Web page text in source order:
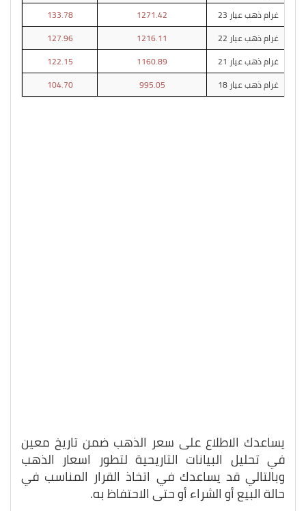
غرام ذهب عيار 23
1271.42
133.78
غرام ذهب عيار 22
1216.11
127.96
غرام ذهب عيار 21
1160.89
122.15
غرام ذهب عيار 18
995.05
104.70
يساعدك الاطلاع على سعر الذهب ضمن تاريخ معين
في تحليل البيانات التاريحية لتطور اسعار الذهب
وبالتالي قد يساعدك في اتخاذ القرار المناسب في
حالة البيع أو الشراء أو حتى الاحتفاظ به.